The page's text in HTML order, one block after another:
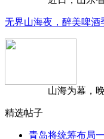
无界山海夜，醉美啤
山海为幕，晚
精选帖子
青岛将统筹布局